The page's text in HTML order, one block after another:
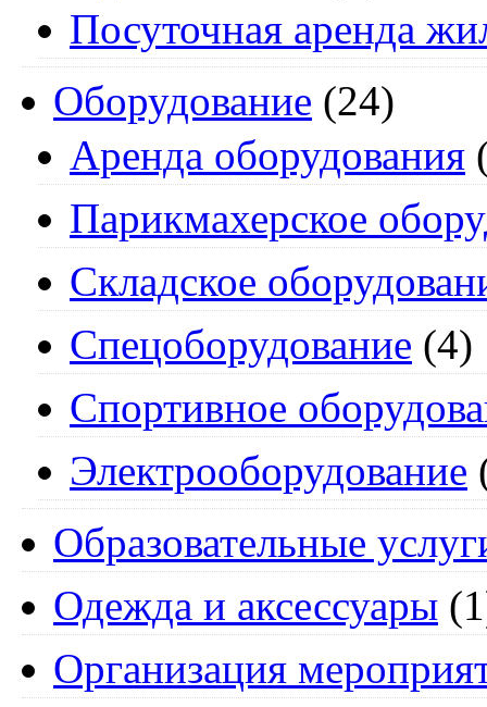
Посуточная аренда
Оборудование (24)
Аренда оборудования
Парикмахерское
Складское
Спецоборудование (4)
Спортивное
Электрооборудование
Образовательные
Одежда и аксессуары
Организация